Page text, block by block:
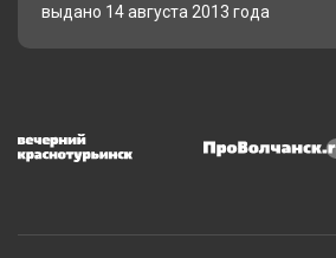
выдано 14 августа 2013 года